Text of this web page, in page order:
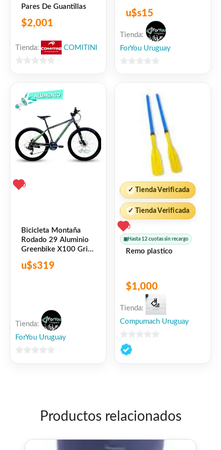
Pares De Guantillas
$2,001
Tienda: COMITINI
u$s15
Tienda:
ForYou Uruguay
0
Bicicleta Montaña
Rodado 29 Aluminio
Greenbike X100 Gris
u$s319
Tienda:
ForYou Uruguay
✓ Tienda Verificada
✓ Tienda Verificada
0
▣ Hasta 12 cuotas sin recargo
Remo plastico
$1,000
Tienda:
Compumach Uruguay
0
de
Productos relacionados